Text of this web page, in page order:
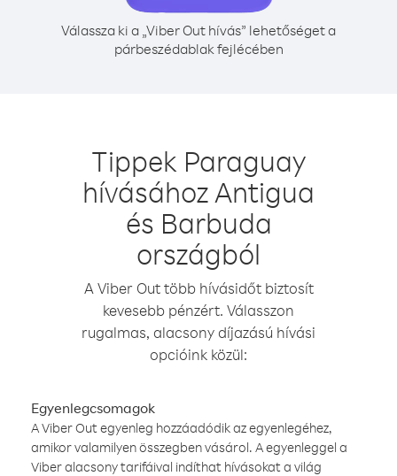
Válassza ki a „Viber Out hívás” lehetőséget a
párbeszédablak fejlécében
Tippek Paraguay
hívásához Antigua
és Barbuda
országból
A Viber Out több hívásidőt biztosít
kevesebb pénzért. Válasszon
rugalmas, alacsony díjazású hívási
opcióink közül:
Egyenlegcsomagok
A Viber Out egyenleg hozzáadódik az egyenlegéhez,
amikor valamilyen összegben vásárol. A egyenleggel a
Viber alacsony tarifáival indíthat hívásokat a világ